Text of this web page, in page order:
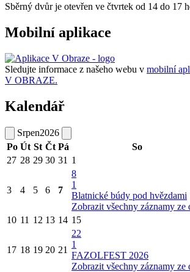
Sběrný dvůr je otevřen ve čtvrtek od 14 do 17
Mobilní aplikace
Sledujte informace z našeho webu v mobilní
V OBRAZE.
Kalendář
Srpen2026
Po Út St Čt Pá So
27 28 29 30 31 1
3 4 5 6 7
8
1
Blatnické búdy pod hvězdami
Zobrazit všechny záznamy ze
10 11 12 13 14 15
17 18 19 20 21
22
1
FAZOLFEST 2026
Zobrazit všechny záznamy ze